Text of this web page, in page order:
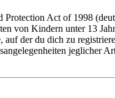
Act of 1998
von Kindern unter 13
der du dich zu
jeglicher